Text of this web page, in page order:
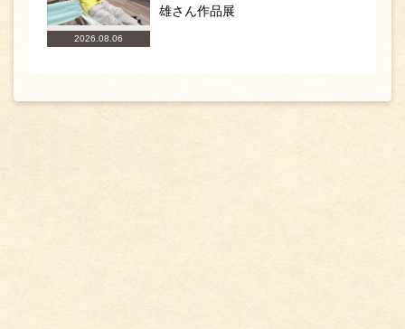
2026.08.06
雄さん作品展